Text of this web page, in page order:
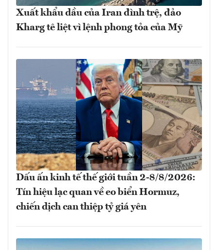
Xuất khẩu dầu của Iran đình trệ, đảo
Kharg tê liệt vì lệnh phong tỏa của Mỹ
Dấu ấn kinh tế thế giới tuần 2-8/8/2026:
Tín hiệu lạc quan về eo biển Hormuz,
chiến dịch can thiệp tỷ giá yên